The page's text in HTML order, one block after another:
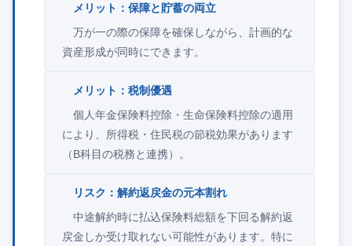
メリット：保障と貯蓄の両立
万が一の際の保障を確保しながら、計画的な
資産形成が同時にできます。
メリット：税制優遇
個人年金保険料控除・生命保険料控除の適用
により、所得税・住民税の節税効果があります
（B科目の税務と連携）。
リスク：解約返戻金の元本割れ
中途解約時に払込保険料総額を下回る解約返
戻金しか受け取れない可能性があります。特に